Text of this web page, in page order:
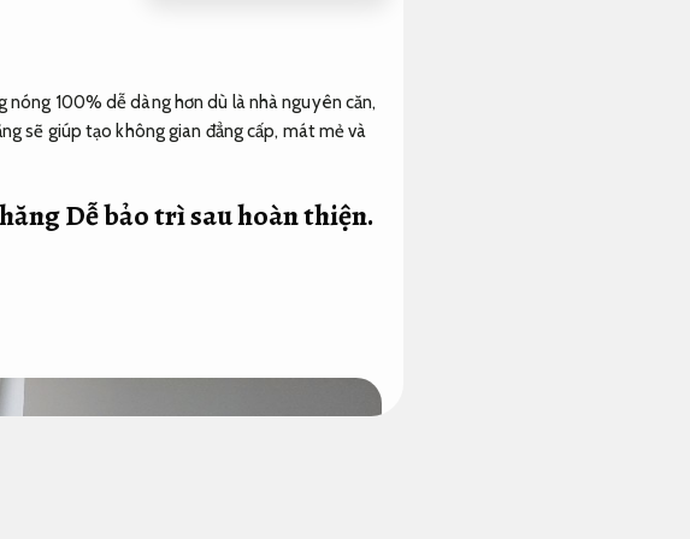
nóng 100% dễ dàng hơn dù là nhà nguyên căn,
sẽ giúp tạo không gian đẳng cấp, mát mẻ và
Dễ bảo trì sau hoàn thiện.